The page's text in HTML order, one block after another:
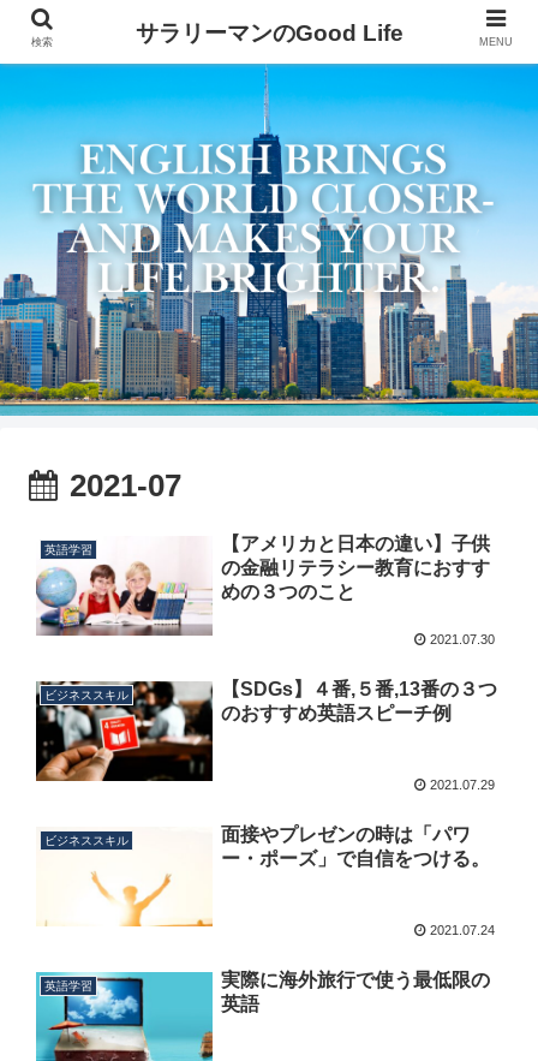
2021-07
英語学習
【アメリカと日本の違い】子供
の金融リテラシー教育におすす
めの３つのこと
2021.07.30
ビジネススキル
【SDGs】４番,５番,13番の３つ
のおすすめ英語スピーチ例
2021.07.29
ビジネススキル
面接やプレゼンの時は「パワ
ー・ポーズ」で自信をつける。
2021.07.24
英語学習
実際に海外旅行で使う最低限の
英語
検索 サラリーマンのGood Life MENU